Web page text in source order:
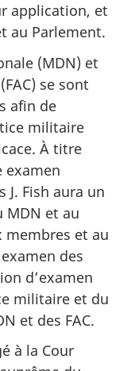
application, et
au Parlement.
(MDN) et
se sont
afin de
militaire
À titre
examen
J. Fish aura un
MDN et au
membres et au
des
d’examen
militaire et du
et des FAC.
à la Cour